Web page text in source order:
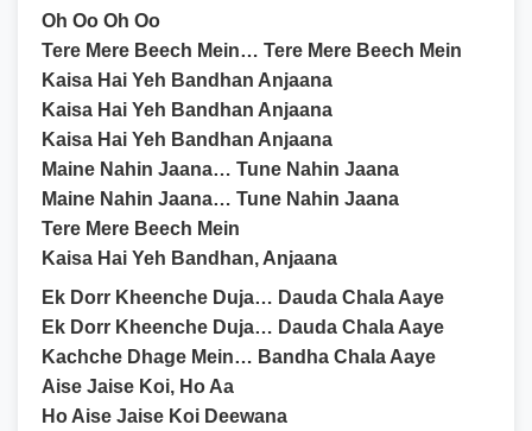
Oh Oo Oh Oo
Tere Mere Beech Mein… Tere Mere Beech Mein
Kaisa Hai Yeh Bandhan Anjaana
Kaisa Hai Yeh Bandhan Anjaana
Kaisa Hai Yeh Bandhan Anjaana
Maine Nahin Jaana… Tune Nahin Jaana
Maine Nahin Jaana… Tune Nahin Jaana
Tere Mere Beech Mein
Kaisa Hai Yeh Bandhan, Anjaana
Ek Dorr Kheenche Duja… Dauda Chala Aaye
Ek Dorr Kheenche Duja… Dauda Chala Aaye
Kachche Dhage Mein… Bandha Chala Aaye
Aise Jaise Koi, Ho Aa
Ho Aise Jaise Koi Deewana